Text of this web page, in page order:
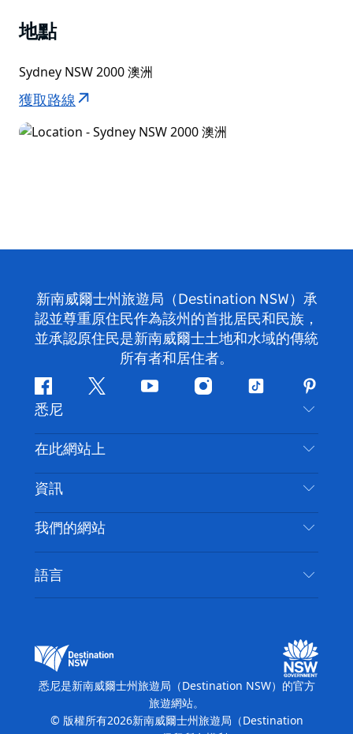
地點
Sydney NSW 2000 澳洲
獲取路線
新南威爾士州旅遊局（Destination NSW）承
認並尊重原住民作為該州的首批居民和民族，
並承認原住民是新南威爾士土地和水域的傳統
所有者和居住者。
Facebook嘰
喳
喳
Youtube Instagram
抖
悉尼
聯絡我們
免責聲明
隱私
Cookie 通知
在此網站上
目的地
要做的事情
新南威爾斯州公路旅行
活動
住宿
資訊
旅行資訊
無障礙悉尼
列出您的業務
我們的網站
新南威爾士州旅遊局（Destination NSW）媒體中
心
繽紛悉尼燈光音樂節
語言
悉尼是新南威爾士州旅遊局（Destination NSW）的官方
旅遊網站。
© 版權所有2026新南威爾士州旅遊局（Destination